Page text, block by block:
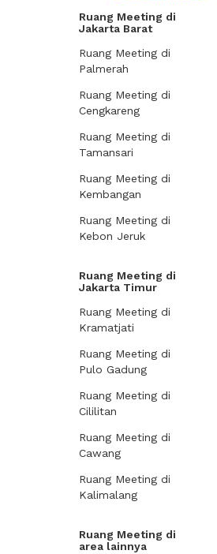
Ruang Meeting di
Jakarta Barat
Ruang Meeting di
Palmerah
Ruang Meeting di
Cengkareng
Ruang Meeting di
Tamansari
Ruang Meeting di
Kembangan
Ruang Meeting di
Kebon Jeruk
Ruang Meeting di
Jakarta Timur
Ruang Meeting di
Kramatjati
Ruang Meeting di
Pulo Gadung
Ruang Meeting di
Cililitan
Ruang Meeting di
Cawang
Ruang Meeting di
Kalimalang
Ruang Meeting di
area lainnya